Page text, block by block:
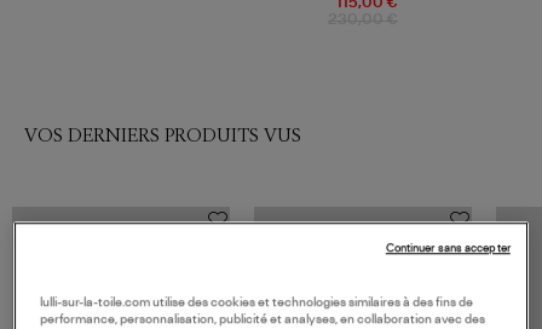
VOS DERNIERS PRODUITS VUS
lulli-sur-la-toile.com utilise des cookies et technologies similaires à des fins de
performance, personnalisation, publicité et analyses, en collaboration avec des
Continuer sans accepter